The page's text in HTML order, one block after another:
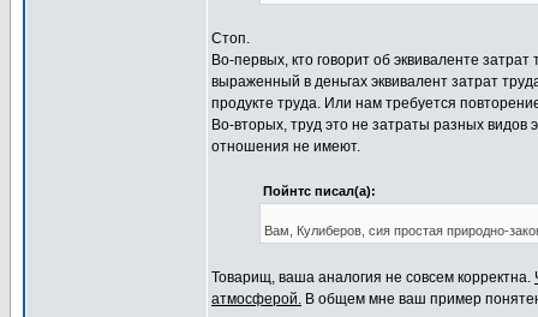
Стоп.
Во-первых, кто говорит об эквиваленте
выраженный в деньгах эквивалент затрат
продукте труда. Или нам требуется
Во-вторых, труд это не затраты разных видов
отношения не имеют.
Пойнтс писал(а):
Вам, Кулиберов, сия простая природно-
Товарищ, ваша аналогия не совсем корректна.
атмосферой. В общем мне ваш пример